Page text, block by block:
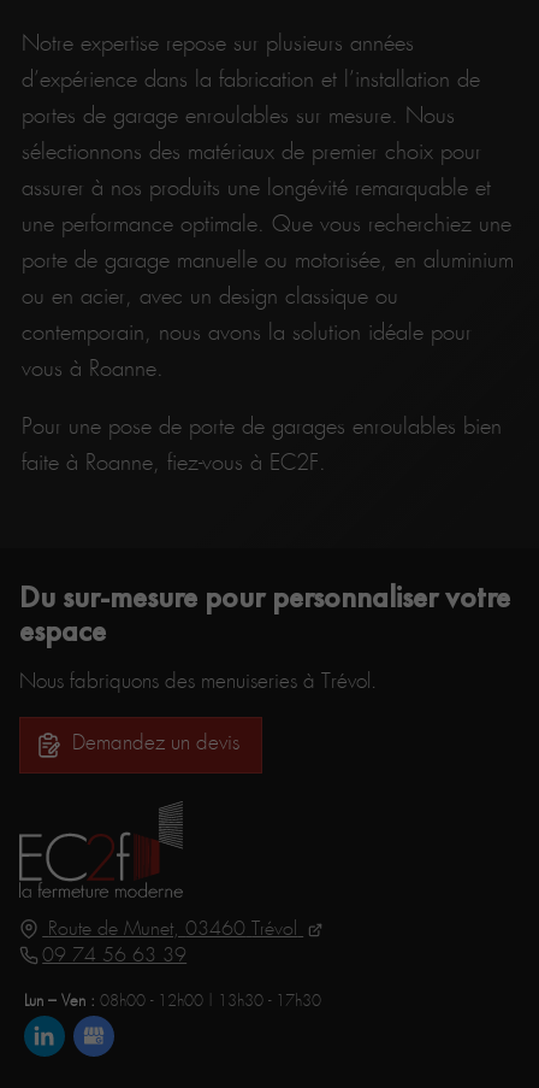
Notre expertise repose sur plusieurs années
d’expérience dans la fabrication et l’installation de
portes de garage enroulables sur mesure. Nous
sélectionnons des matériaux de premier choix pour
assurer à nos produits une longévité remarquable et
une performance optimale. Que vous recherchiez une
porte de garage manuelle ou motorisée, en aluminium
ou en acier, avec un design classique ou
contemporain, nous avons la solution idéale pour
vous à Roanne.
Pour une pose de porte de garages enroulables bien
faite à Roanne, fiez-vous à EC2F.
Route de Munet,03460
Trévol
09 74 56 63 39
Lun – Ven :08h00 - 12h00 | 13h30 - 17h30
Du sur-mesure pour personnaliser votre
espace
Nous fabriquons des menuiseries à Trévol.
Demandez un devis